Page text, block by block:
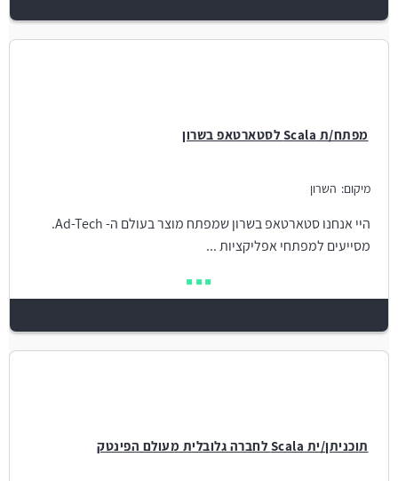
מפתח/ת Scala לסטארטאפ בשרון
מיקום: השרון
היי אנחנו סטארטאפ בשרון שמפתח מוצר בעולם ה- Ad-Tech.
מסייעים למפתחי אפליקציות ...
תוכניתן/ית Scala לחברה גלובלית מעולם הפינטק